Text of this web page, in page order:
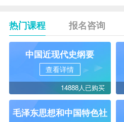
热门课程 报名咨询
中国近现代史纲要
查看详情
14888人已购买
毛泽东思想和中国特色社